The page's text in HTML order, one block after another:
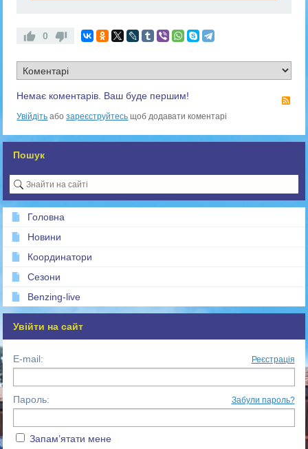
0
Немає коментарів. Ваш буде першим!
Увійдіть абозареєструйтесь щоб додавати коментарі
Пошук
Головна
Новини
Координатори
Сезони
Benzing-live
Увійти на сайт
E-mail: Реєстрація
Пароль: Забули пароль?
Запам’ятати мене